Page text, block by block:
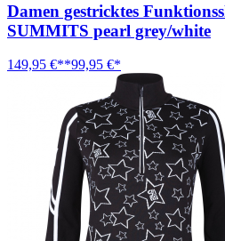
Damen gestricktes
SUMMITS pearl grey/white
149,95 €**99,95 €*